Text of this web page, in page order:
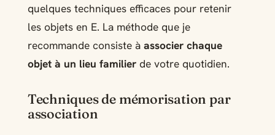
quelques techniques efficaces pour retenir
les objets en E. La méthode que je
recommande consiste à associer chaque
objet à un lieu familierde votre quotidien.
Techniques de mémorisation par
association